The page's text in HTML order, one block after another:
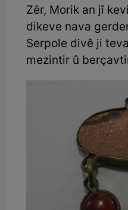
Zêr, Morik an jî
dikeve nava
Serpole divê ji
mezintir û